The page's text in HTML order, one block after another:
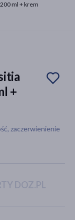
ml + krem
+
zaczerwienienie
DOZ.PL